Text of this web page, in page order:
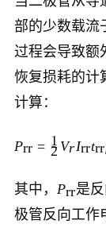
部的少数载流
过程会导致额
恢复损耗的计
计算：
Prr = 2
1 VrIrrtrr
其中， Prr是
极管反向工作